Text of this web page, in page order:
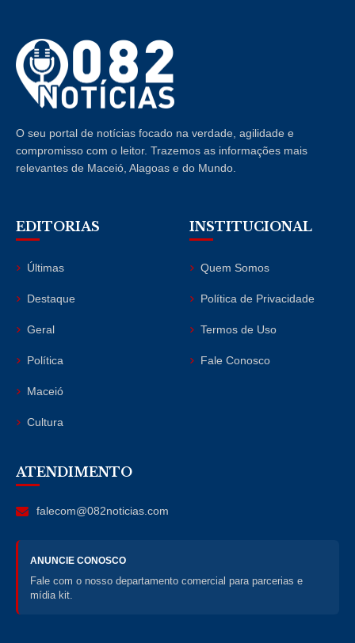
O seu portal de notícias focado na verdade, agilidade e
compromisso com o leitor. Trazemos as informações mais
relevantes de Maceió, Alagoas e do Mundo.
EDITORIAS
Últimas
Destaque
Geral
Política
Maceió
Cultura
INSTITUCIONAL
Quem Somos
Política de Privacidade
Termos de Uso
Fale Conosco
ATENDIMENTO
falecom@082noticias.com
ANUNCIE CONOSCO
Fale com o nosso departamento comercial para parcerias e
mídia kit.